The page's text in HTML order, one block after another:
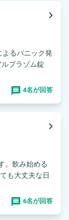
navigate_next
るパニック発
プラゾム錠
4名が回答
navigate_next
。飲み始める
も大丈夫な日
6名が回答